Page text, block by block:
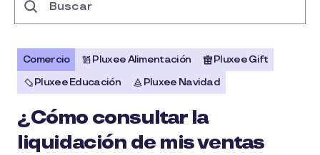
Comercio Pluxee Alimentación
Pluxee Gift
Pluxee Educación
Pluxee Navidad
¿Cómo consultar la
liquidación de mis ventas